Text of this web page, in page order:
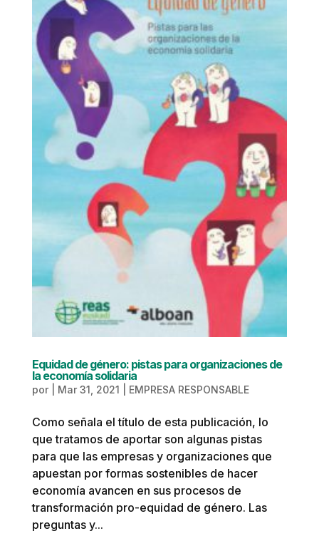
Equidad de género: pistas para organizaciones de
la economía solidaria
por Mar 31, 2021 EMPRESA RESPONSABLE
Como señala el título de esta publicación, lo
que tratamos de aportar son algunas pistas
para que las empresas y organizaciones que
apuestan por formas sostenibles de hacer
economía avancen en sus procesos de
transformación pro-equidad de género. Las
preguntas y...